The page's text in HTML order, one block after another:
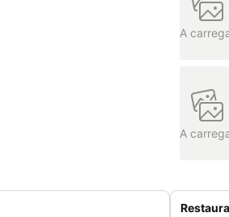
A
A